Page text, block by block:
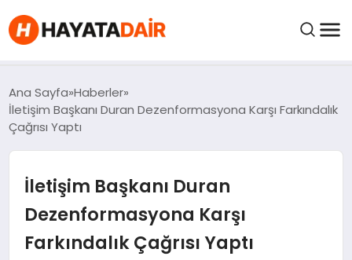
FIYATLAR
HABERLER
İNCELEMELER
Ana Sayfa Haberler
İletişim Başkanı Duran Dezenformasyona Karşı Farkındalık
Çağrısı Yaptı
İletişim Başkanı Duran
Dezenformasyona Karşı
Farkındalık Çağrısı Yaptı